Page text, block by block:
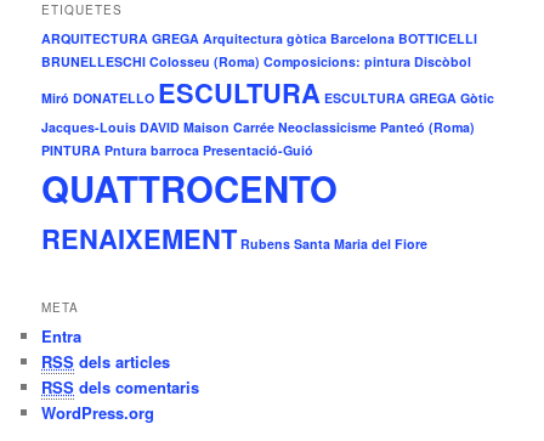
e
g
o
e
s
ETIQUETES
ARQUITECTURA GREGA Arquitectura gòtica Barcelona BOTTICELLI
BRUNELLESCHI Colosseu (Roma) Composicions: pintura Discòbol
Miró DONATELLO ESCULTURA ESCULTURA GREGA Gòtic
Jacques-Louis DAVID Maison Carrée Neoclassicisme Panteó (Roma)
PINTURA Pntura barroca Presentació-Guió
QUATTROCENTO
RENAIXEMENT Rubens Santa Maria del Fiore
META
Entra
RSS dels articles
RSS dels comentaris
WordPress.org